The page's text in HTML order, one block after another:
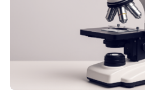
Preis aus. Er richtet sich gezielt an
Forscherinnen und Forscher unter
werden soll eine herausragende
hochrangige wissenschaftliche